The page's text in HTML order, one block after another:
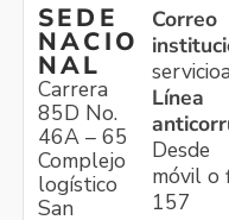
SEDE
NACIO
NAL
Carrera
85D No.
46A – 65
Complejo
logístico
San
Correo
Línea
Desde
móvil o
157